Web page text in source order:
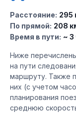
Расстояние: 295
По прямой: 208
Время в пути: ~
Ниже
на пути
маршруту. Также
них (с учетом
планирования
среднюю